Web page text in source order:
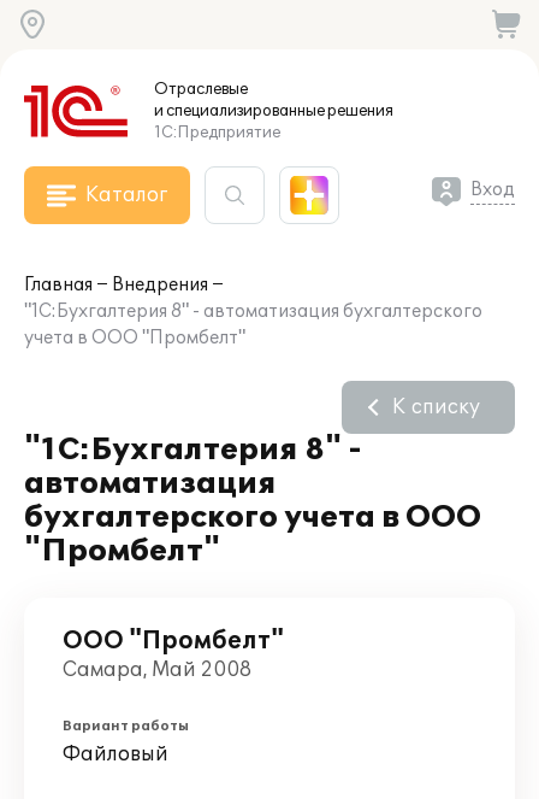
Отраслевые
и специализированныерешения
1С:Предприятие
Каталог Вход
Главная
Внедрения
"1С:Бухгалтерия 8" - автоматизация бухгалтерского
учета в ООО "Промбелт"
"1С:Бухгалтерия 8" -
автоматизация
бухгалтерского учета в ООО
"Промбелт"
К списку
ООО "Промбелт"
Самара, Май 2008
Вариант работы
Файловый